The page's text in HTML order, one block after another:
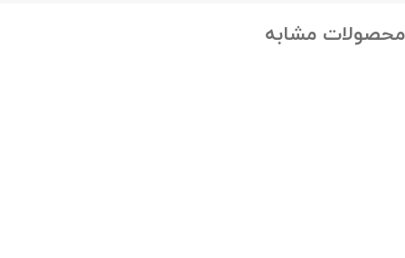
محصولات مشابه